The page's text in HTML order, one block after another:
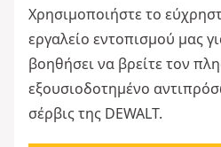
Χρησιμοποιήστε το
εργαλείο εντοπισμού μας
βοηθήσει να βρείτε τον
εξουσιοδοτημένο
σέρβις της DEWALT.